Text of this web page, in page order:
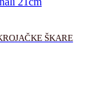
ŠKARE